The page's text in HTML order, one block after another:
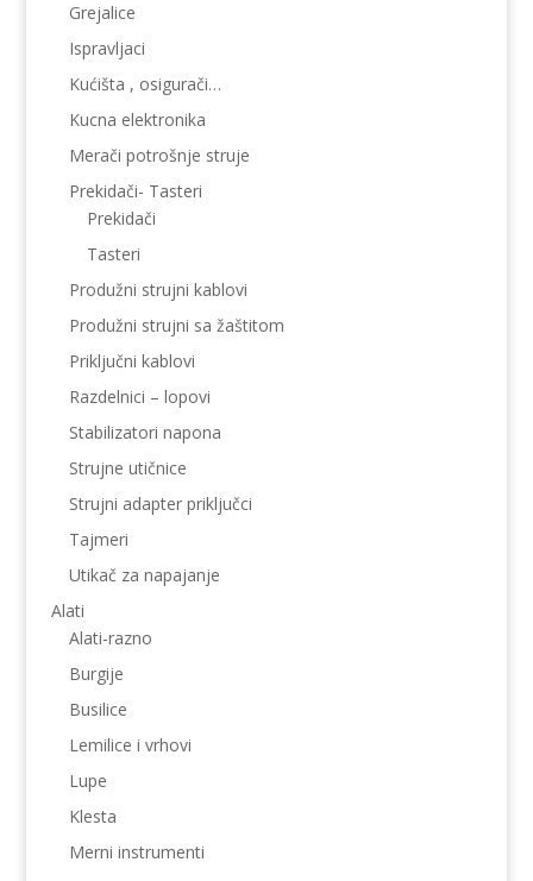
Grejalice
Ispravljaci
Kućišta , osigurači…
Kucna elektronika
Merači potrošnje struje
Prekidači- Tasteri
Prekidači
Tasteri
Produžni strujni kablovi
Produžni strujni sa žaštitom
Priključni kablovi
Razdelnici – lopovi
Stabilizatori napona
Strujne utičnice
Strujni adapter priključci
Tajmeri
Utikač za napajanje
Alati
Alati-razno
Burgije
Busilice
Lemilice i vrhovi
Lupe
Klesta
Merni instrumenti